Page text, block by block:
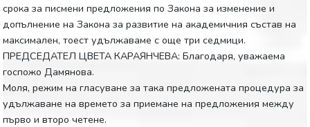
срока за писмени предложения по Закона за изменение и
допълнение на Закона за развитие на академичния състав на
максимален, тоест удължаваме с още три седмици.
ПРЕДСЕДАТЕЛ ЦВЕТА КАРАЯНЧЕВА: Благодаря, уважаема
госпожо Дамянова.
Моля, режим на гласуване за така предложената процедура за
удължаване на времето за приемане на предложения между
първо и второ четене.